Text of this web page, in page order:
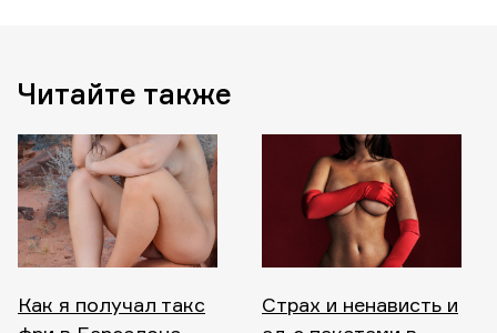
Читайте также
Как я получал такс
Страх и ненависть и